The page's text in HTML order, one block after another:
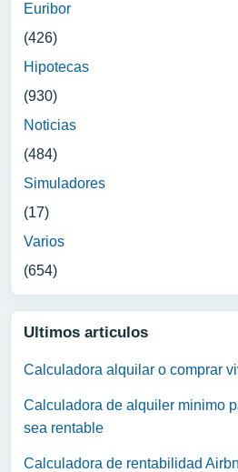
Euribor
(426)
Hipotecas
(930)
Noticias
(484)
Simuladores
(17)
Varios
(654)
Ultimos articulos
Calculadora alquilar o comprar
Calculadora de alquiler minimo
sea rentable
Calculadora de rentabilidad